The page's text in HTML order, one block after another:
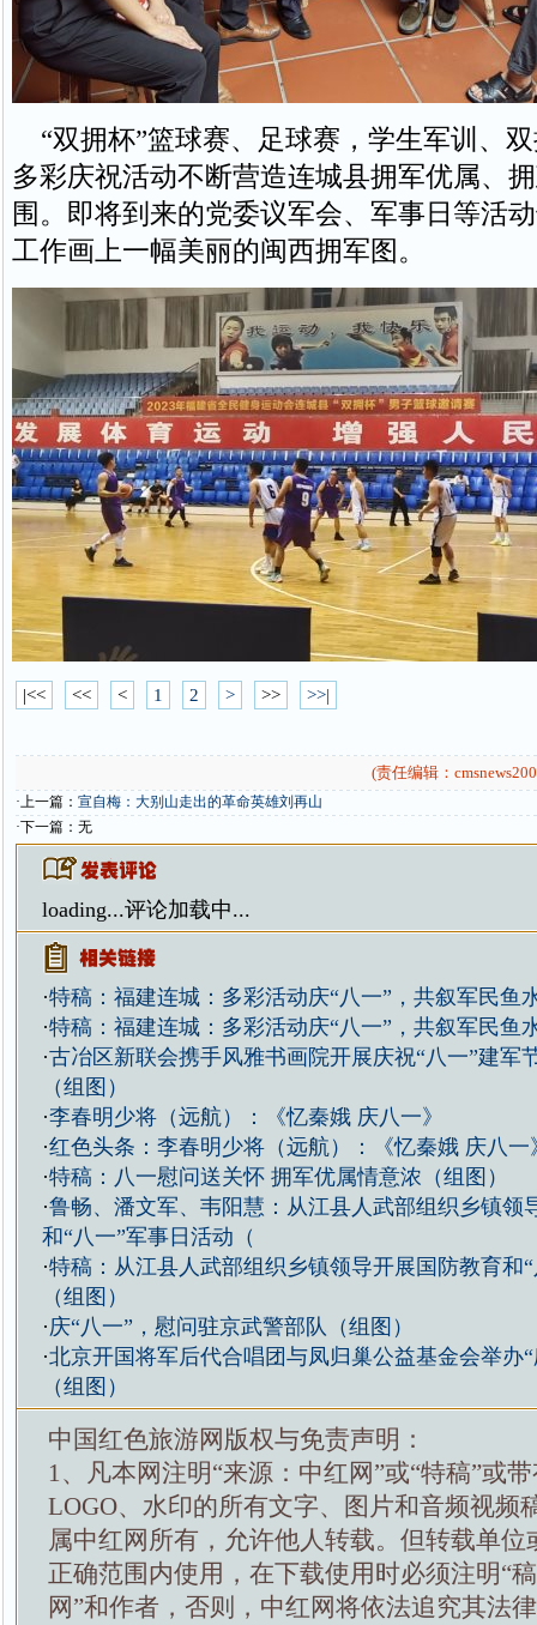
“双拥杯”篮球赛、足球赛，学生军训、
多彩庆祝活动不断营造连城县拥军优属、
围。即将到来的党委议军会、军事日等活
工作画上一幅美丽的闽西拥军图。
|<< << < 1 2 > >> >>|
(责任编辑：
·上一篇： 宣自梅：大别山走出的革命英雄刘再山
·下一篇：无
loading...评论加载中...
·特稿：福建连城：多彩活动庆“八一”，共叙军民鱼
·特稿：福建连城：多彩活动庆“八一”，共叙军民鱼
·古冶区新联会携手风雅书画院开展庆祝“八一”建军
（组图）
·李春明少将（远航）：《忆秦娥 庆八一》
·红色头条：李春明少将（远航）：《忆秦娥 庆八一
·特稿：八一慰问送关怀 拥军优属情意浓（组图）
·鲁畅、潘文军、韦阳慧：从江县人武部组织乡镇领
和“八一”军事日活动（
·特稿：从江县人武部组织乡镇领导开展国防教育和
（组图）
·庆“八一”，慰问驻京武警部队（组图）
·北京开国将军后代合唱团与凤归巢公益基金会举办
（组图）
中国红色旅游网版权与免责声明：
1、凡本网注明“来源：中红网”或“特稿”或
LOGO、水印的所有文字、图片和音频视频
属中红网所有，允许他人转载。但转载单位
正确范围内使用，在下载使用时必须注明“
网”和作者，否则，中红网将依法追究其法